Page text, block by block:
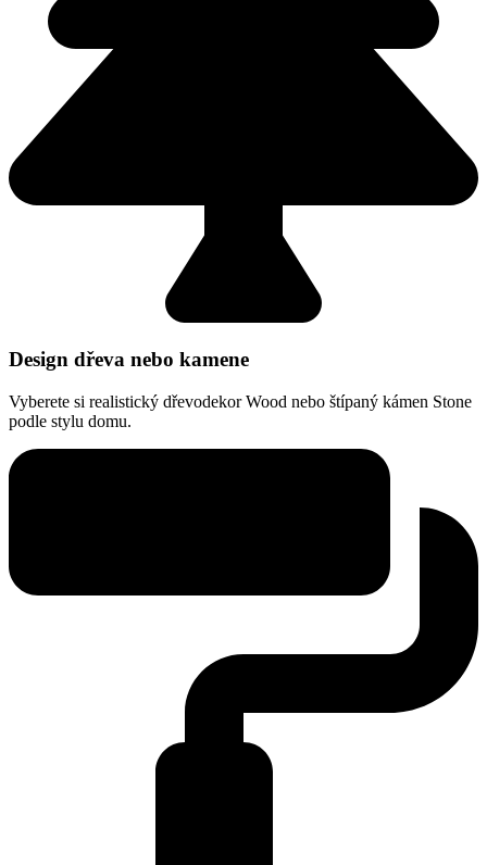
Design dřeva nebo kamene
Vyberete si realistický dřevodekor Wood nebo štípaný kámen Stone
podle stylu domu.